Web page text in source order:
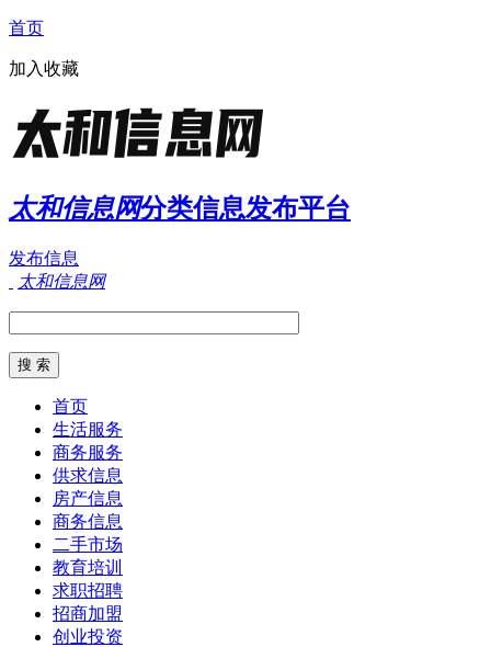
首页
加入收藏
太和信息网分类信息发布平台
发布信息
太和信息网
首页
生活服务
商务服务
供求信息
房产信息
商务信息
二手市场
教育培训
求职招聘
招商加盟
创业投资